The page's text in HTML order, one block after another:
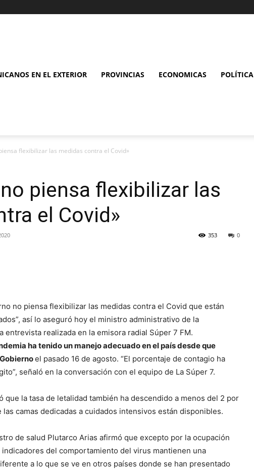
EN EL EXTERIOR PROVINCIAS ECONOMICAS POLÍTICA
flexibilizar las medidas contra el Covid»
piensa flexibilizar las
el Covid»
0
353
no piensa flexibilizar las medidas contra el Covid que están
así lo aseguró hoy el ministro administrativo de la
entrevista realizada en la emisora radial Súper 7 FM.
ha tenido un manejo adecuado en el país desde que
el pasado 16 de agosto. “El porcentaje de contagio ha
señaló en la conversación con el equipo de La Súper 7.
que la tasa de letalidad también ha descendido a menos del 2 por
camas dedicadas a cuidados intensivos están disponibles.
de salud Plutarco Arias afirmó que excepto por la ocupación
indicadores del comportamiento del virus mantienen una
a lo que se ve en otros países donde se han presentado